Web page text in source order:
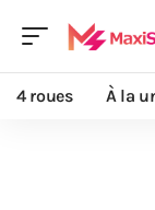
4 roues À la